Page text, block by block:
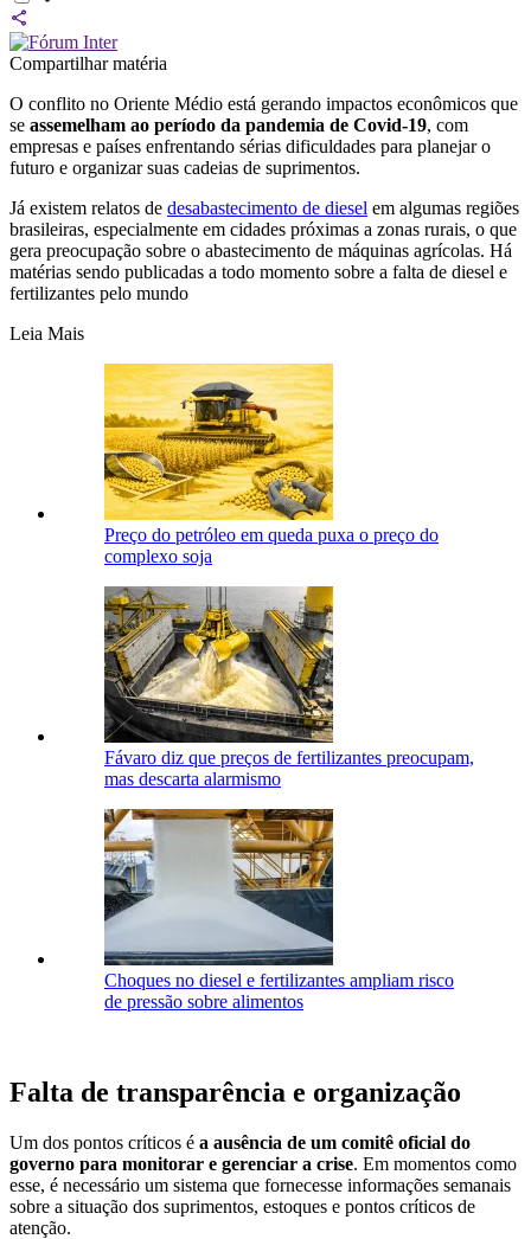
Compartilhar matéria
O conflito no Oriente Médio está gerando impactos econômicos que
se assemelham ao período da pandemia de Covid-19, com
empresas e países enfrentando sérias dificuldades para planejar o
futuro e organizar suas cadeias de suprimentos.
Já existem relatos de desabastecimento de diesel em algumas regiões
brasileiras, especialmente em cidades próximas a zonas rurais, o que
gera preocupação sobre o abastecimento de máquinas agrícolas. Há
matérias sendo publicadas a todo momento sobre a falta de diesel e
fertilizantes pelo mundo
Leia Mais
Preço do petróleo em queda puxa o preço do
complexo soja
Fávaro diz que preços de fertilizantes preocupam,
mas descarta alarmismo
Choques no diesel e fertilizantes ampliam risco
de pressão sobre alimentos
Falta de transparência e organização
Um dos pontos críticos é a ausência de um comitê oficial do
governo para monitorar e gerenciar a crise. Em momentos como
esse, é necessário um sistema que fornecesse informações semanais
sobre a situação dos suprimentos, estoques e pontos críticos de
atenção.